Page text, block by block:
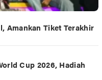
Amankan Tiket Terakhir
Cup 2026, Hadiah